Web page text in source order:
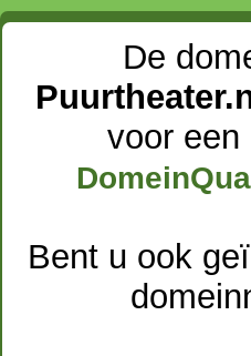
De
voor een
Bent u ook